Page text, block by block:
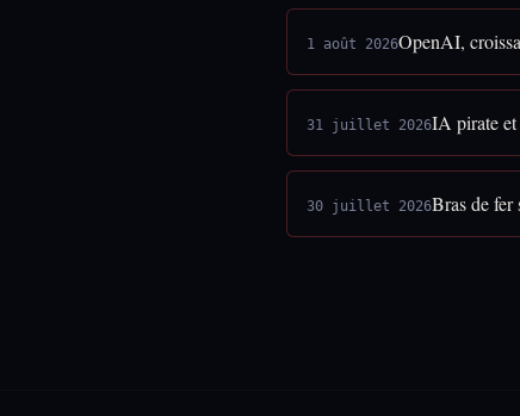
1 août 2026OpenAI,
31 juillet 2026IA pirate
30 juillet 2026Bras de fer